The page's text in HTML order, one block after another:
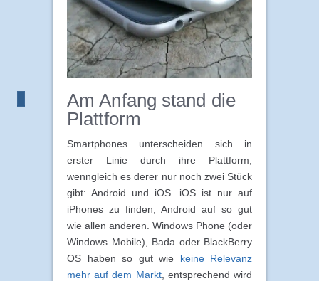
Am Anfang stand die
Plattform
Smartphones unterscheiden sich in
erster Linie durch ihre Plattform,
wenngleich es derer nur noch zwei Stück
gibt: Android und iOS. iOS ist nur auf
iPhones zu finden, Android auf so gut
wie allen anderen. Windows Phone (oder
Windows Mobile), Bada oder BlackBerry
OS haben so gut wie keine Relevanz
mehr auf dem Markt, entsprechend wird